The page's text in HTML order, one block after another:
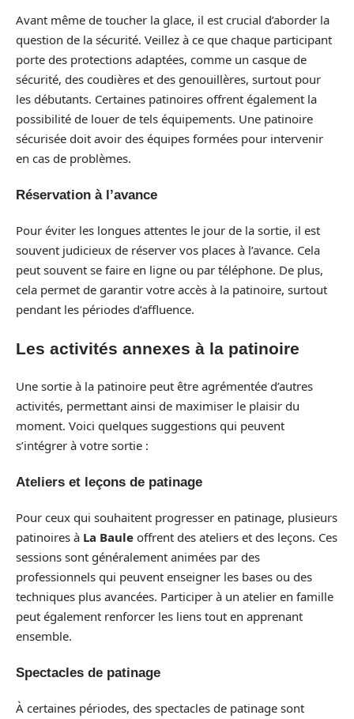
Avant même de toucher la glace, il est crucial d’aborder la
question de la sécurité. Veillez à ce que chaque participant
porte des protections adaptées, comme un casque de
sécurité, des coudières et des genouillères, surtout pour
les débutants. Certaines patinoires offrent également la
possibilité de louer de tels équipements. Une patinoire
sécurisée doit avoir des équipes formées pour intervenir
en cas de problèmes.
Réservation à l’avance
Pour éviter les longues attentes le jour de la sortie, il est
souvent judicieux de réserver vos places à l’avance. Cela
peut souvent se faire en ligne ou par téléphone. De plus,
cela permet de garantir votre accès à la patinoire, surtout
pendant les périodes d’affluence.
Les activités annexes à la patinoire
Une sortie à la patinoire peut être agrémentée d’autres
activités, permettant ainsi de maximiser le plaisir du
moment. Voici quelques suggestions qui peuvent
s’intégrer à votre sortie :
Ateliers et leçons de patinage
Pour ceux qui souhaitent progresser en patinage, plusieurs
patinoires à La Baule offrent des ateliers et des leçons. Ces
sessions sont généralement animées par des
professionnels qui peuvent enseigner les bases ou des
techniques plus avancées. Participer à un atelier en famille
peut également renforcer les liens tout en apprenant
ensemble.
Spectacles de patinage
À certaines périodes, des spectacles de patinage sont